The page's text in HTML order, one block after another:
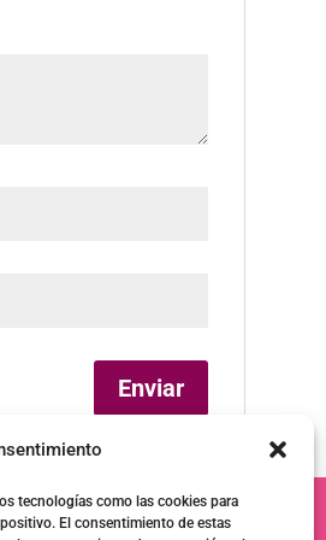
tecnologías como las cookies para
El consentimiento de estas